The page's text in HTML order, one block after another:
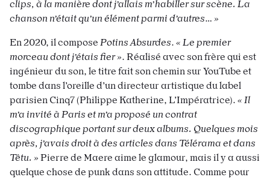
clips, à la manière dont j’allais m’habiller sur scène. La
chanson n’était qu’un élément parmi d’autres… »
En 2020, il compose Potins Absurdes. « Le premier
morceau dont j’étais fier ». Réalisé avec son frère qui est
ingénieur du son, le titre fait son chemin sur YouTube et
tombe dans l’oreille d’un directeur artistique du label
parisien Cinq7 (Philippe Katherine, L’Impératrice). « Il
m’a invité à Paris et m’a proposé un contrat
discographique portant sur deux albums. Quelques mois
après, j’avais droit à des articles dans Télérama et dans
Têtu. » Pierre de Maere aime le glamour, mais il y a aussi
quelque chose de punk dans son attitude. Comme pour